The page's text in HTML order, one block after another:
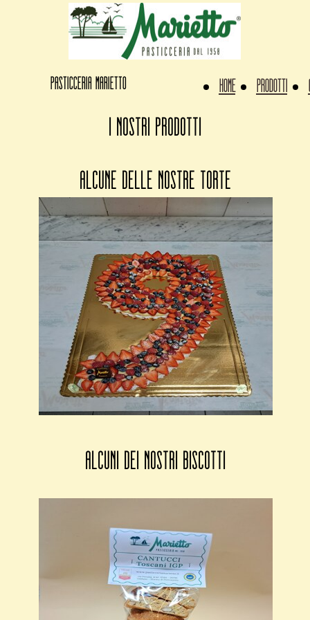
Pasticceria Marietto Home Prodotti
i nostri prodotti
alcune delle nostre torte
alcuni dei nostri biscotti